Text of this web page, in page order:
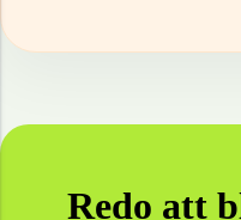
Redo att